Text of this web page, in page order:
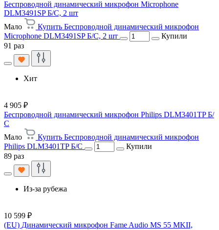
Беспроводной динамический микрофон Microphone
DLM3491SP Б/С, 2 шт
Мало
Купить Беспроводной динамический микрофон
Microphone DLM3491SP Б/С, 2 шт
Купили
91 раз
Хит
4 905 ₽
Беспроводной динамический микрофон Philips DLM3401TP Б/
С
Мало
Купить Беспроводной динамический микрофон
Philips DLM3401TP Б/С
Купили
89 раз
Из-за рубежа
10 599 ₽
(EU) Динамический микрофон Fame Audio MS 55 MKII,